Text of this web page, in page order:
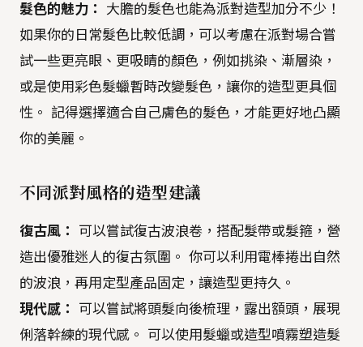
髮色的魅力：
大膽的髮色也能為派對造型加分不少！
如果你的日常髮色比較低調，可以考慮在派對場合嘗
試一些更亮眼、更吸睛的顏色，例如挑染、漸層染，
或是使用彩色髮蠟暫時改變髮色，讓你的造型更具個
性。 記得選擇適合自己膚色的髮色，才能更好地凸顯
你的美麗。
不同派對風格的造型建議
復古風：
可以嘗試復古波浪卷，搭配髮帶或髮箍，營
造出優雅迷人的復古氛圍。 你可以利用電棒捲出自然
的波浪，再用定型產品固定，讓造型更持久。
現代感：
可以嘗試將頭髮向後梳理，露出額頭，展現
俐落幹練的現代感。 可以使用髮蠟或造型噴霧塑造髮